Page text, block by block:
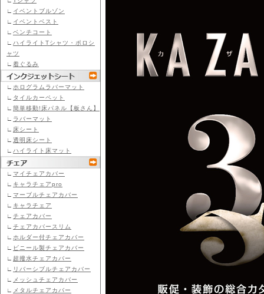
∟ イベントブルゾン
∟ イベントベスト
∟ ベンチコート
∟ ハイライトTシャツ・ポロシ
ャツ
∟ 着ぐるみ
∟ ホログラムラバーマット
∟ タイルカーペット
∟ 簡単移動!床パネル【板さん】
∟ ラバーマット
∟ 床シート
∟ 透明床シート
∟ ハイライト床マット
∟ マイチェアカバー
∟ キャラチェアpro
∟ マーブルチェアカバー
∟ キャラチェア
∟ チェアカバー
∟ チェアカバースリム
∟ ホルダー付チェアカバー
∟
ビニール製チェアカバー
∟ 超撥水チェアカバー
∟
リバーシブルチェアカバー
∟
メッシュチェアカバー
∟
メタルチェアカバー